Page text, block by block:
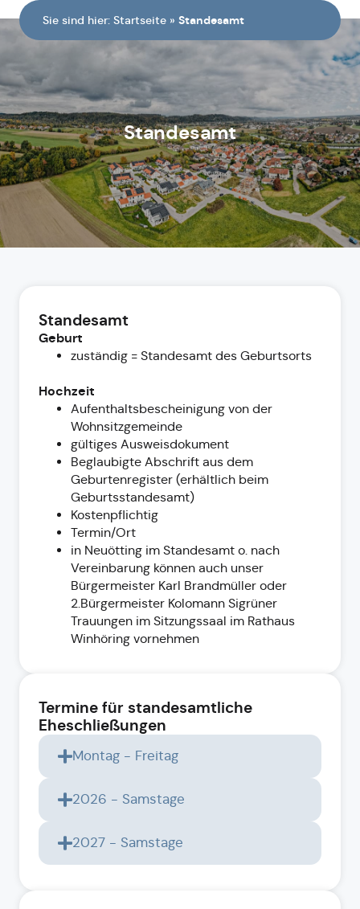
Sie sind hier: Startseite » Standesamt
Standesamt
Standesamt
Geburt
zuständig = Standesamt des Geburtsorts
Hochzeit
Aufenthaltsbescheinigung von der
Wohnsitzgemeinde
gültiges Ausweisdokument
Beglaubigte Abschrift aus dem
Geburtenregister (erhältlich beim
Geburtsstandesamt)
Kostenpflichtig
Termin/Ort
in Neuötting im Standesamt o. nach
Vereinbarung können auch unser
Bürgermeister Karl Brandmüller oder
2.Bürgermeister Kolomann Sigrüner
Trauungen im Sitzungssaal im Rathaus
Winhöring vornehmen
Termine für standesamtliche
Eheschließungen
Montag - Freitag
2026 - Samstage
2027 - Samstage